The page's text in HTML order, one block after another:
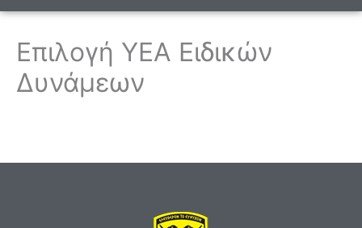
Επιλογή YEA Ειδικών
Δυνάμεων